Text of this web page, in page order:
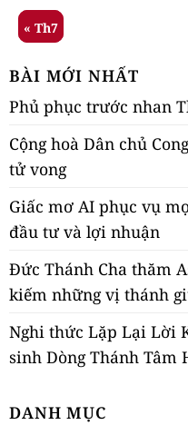
« Th7
BÀI MỚI NHẤT
Phủ phục trước nhan
Cộng hoà Dân chủ
tử vong
Giấc mơ AI phục vụ
đầu tư và lợi nhuận
Đức Thánh Cha thăm
kiếm những vị thánh
Nghi thức Lặp Lại Lời
sinh Dòng Thánh Tâm
DANH MỤC